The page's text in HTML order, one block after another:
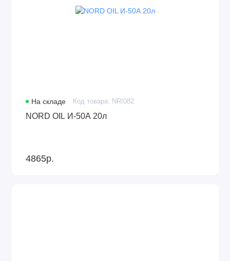
На складе Код товара: NRI082
NORD OIL И-50А 20л
4865р.